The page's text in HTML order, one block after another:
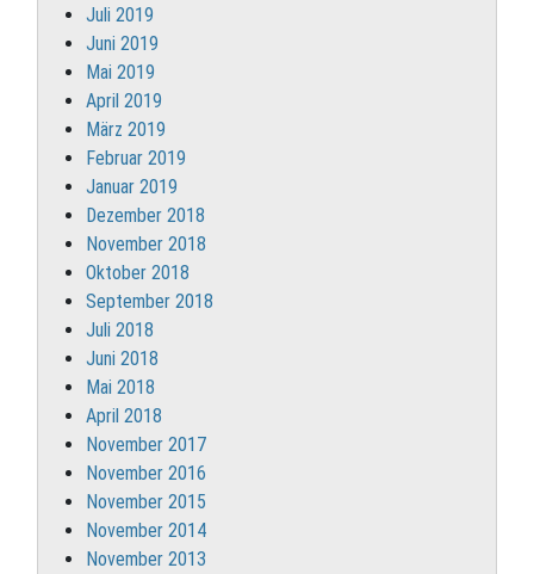
Juli 2019
Juni 2019
Mai 2019
April 2019
März 2019
Februar 2019
Januar 2019
Dezember 2018
November 2018
Oktober 2018
September 2018
Juli 2018
Juni 2018
Mai 2018
April 2018
November 2017
November 2016
November 2015
November 2014
November 2013